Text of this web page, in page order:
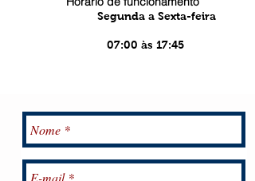
Segunda a Sexta-feira
07:00 às 17:45